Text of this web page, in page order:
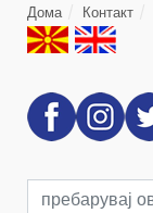
Дома Контакт